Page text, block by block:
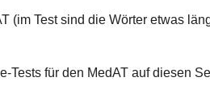
(im Test sind die Wörter etwas
Tests für den MedAT auf diesen